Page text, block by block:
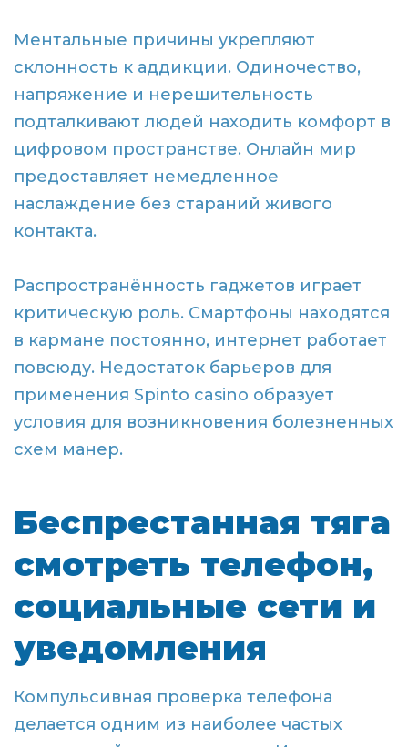
Ментальные причины укрепляют
склонность к аддикции. Одиночество,
напряжение и нерешительность
подталкивают людей находить комфорт в
цифровом пространстве. Онлайн мир
предоставляет немедленное
наслаждение без стараний живого
контакта.
Распространённость гаджетов играет
критическую роль. Смартфоны находятся
в кармане постоянно, интернет работает
повсюду. Недостаток барьеров для
применения Spinto casino образует
условия для возникновения болезненных
схем манер.
Беспрестанная тяга
смотреть телефон,
социальные сети и
уведомления
Компульсивная проверка телефона
делается одним из наиболее частых